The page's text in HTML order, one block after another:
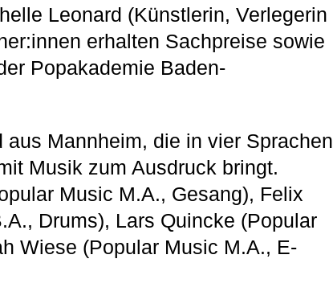
Leonard (Künstlerin, Verlegerin
erhalten Sachpreise sowie
Popakademie Baden-
Mannheim, die in vier Sprachen
Musik zum Ausdruck bringt.
Music M.A., Gesang), Felix
Drums), Lars Quincke (Popular
Wiese (Popular Music M.A., E-